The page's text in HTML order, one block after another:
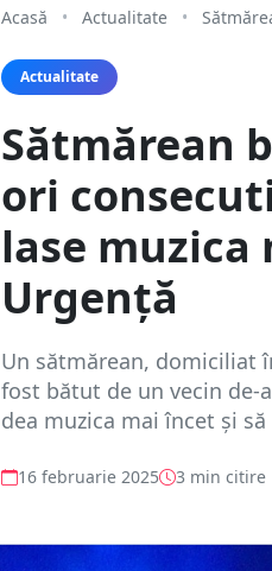
Acasă • Actualitate •
Actualitate
Sătmărean
ori
lase muzica
Urgență
Un sătmărean, domiciliat
fost bătut de un vecin de-
dea muzica mai încet și
16 februarie 2025 3 min citire